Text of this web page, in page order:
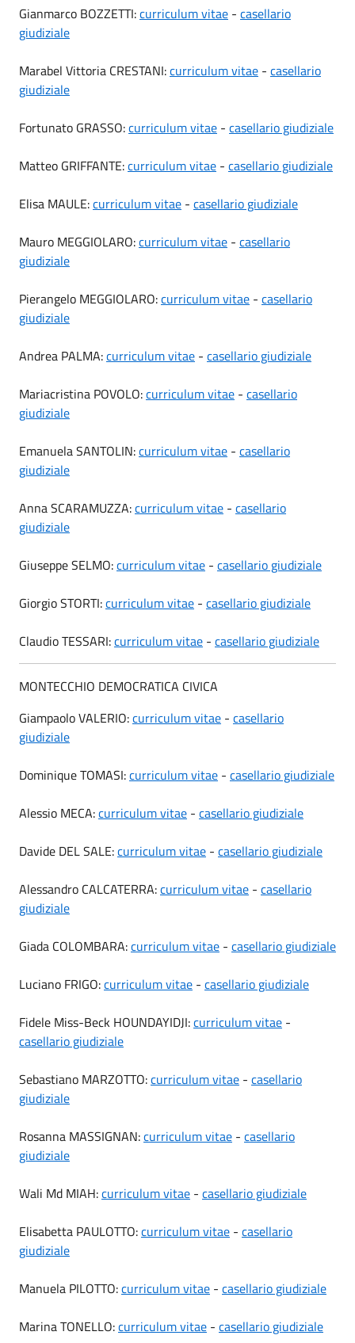
Gianmarco BOZZETTI:curriculum vitae - casellario
giudiziale
Marabel Vittoria CRESTANI:curriculum vitae - casellario
giudiziale
Fortunato GRASSO:curriculum vitae - casellario giudiziale
Matteo GRIFFANTE:curriculum vitae - casellario giudiziale
Elisa MAULE:curriculum vitae - casellario giudiziale
Mauro MEGGIOLARO:curriculum vitae - casellario
giudiziale
Pierangelo MEGGIOLARO:curriculum vitae - casellario
giudiziale
Andrea PALMA:curriculum vitae - casellario giudiziale
Mariacristina POVOLO:curriculum vitae - casellario
giudiziale
Emanuela SANTOLIN:curriculum vitae - casellario
giudiziale
Anna SCARAMUZZA:curriculum vitae - casellario
giudiziale
Giuseppe SELMO:curriculum vitae - casellario giudiziale
Giorgio STORTI:curriculum vitae - casellario giudiziale
Claudio TESSARI:curriculum vitae - casellario giudiziale
MONTECCHIO DEMOCRATICA CIVICA
Giampaolo VALERIO:curriculum vitae - casellario
giudiziale
Dominique TOMASI:curriculum vitae - casellario giudiziale
Alessio MECA:curriculum vitae - casellario giudiziale
Davide DEL SALE:curriculum vitae - casellario giudiziale
Alessandro CALCATERRA:curriculum vitae - casellario
giudiziale
Giada COLOMBARA:curriculum vitae - casellario giudiziale
Luciano FRIGO:curriculum vitae - casellario giudiziale
Fidele Miss-Beck HOUNDAYIDJI:curriculum vitae -
casellario giudiziale
Sebastiano MARZOTTO:curriculum vitae - casellario
giudiziale
Rosanna MASSIGNAN:curriculum vitae - casellario
giudiziale
Wali Md MIAH:curriculum vitae - casellario giudiziale
Elisabetta PAULOTTO:curriculum vitae - casellario
giudiziale
Manuela PILOTTO:curriculum vitae - casellario giudiziale
Marina TONELLO:curriculum vitae - casellario giudiziale